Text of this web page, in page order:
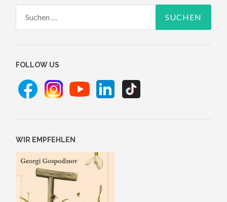
FOLLOW US
WIR EMPFEHLEN